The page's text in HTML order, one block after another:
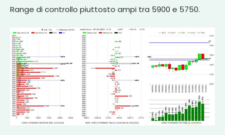
Range di controllo piuttosto ampi tra 5900 e 5750.